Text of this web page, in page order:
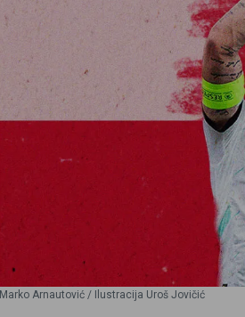
Marko Arnautović / Ilustracija Uroš Jovičić